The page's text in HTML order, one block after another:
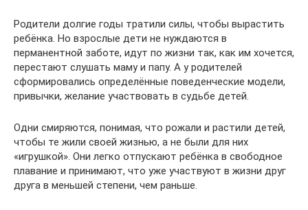
Родители долгие годы тратили силы, чтобы вырастить
ребёнка. Но взрослые дети не нуждаются в
перманентной заботе, идут по жизни так, как им хочется,
перестают слушать маму и папу. А у родителей
сформировались определённые поведенческие модели,
привычки, желание участвовать в судьбе детей.
Одни смиряются, понимая, что рожали и растили детей,
чтобы те жили своей жизнью, а не были для них
«игрушкой». Они легко отпускают ребёнка в свободное
плавание и принимают, что уже участвуют в жизни друг
друга в меньшей степени, чем раньше.